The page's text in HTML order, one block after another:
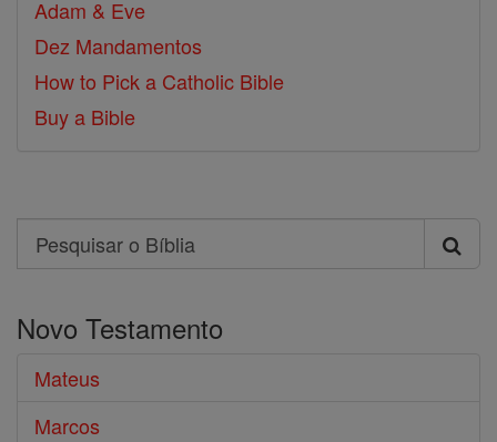
Adam & Eve
Dez Mandamentos
How to Pick a Catholic Bible
Buy a Bible
Search
Pesquisar
Bíblia
Novo Testamento
Mateus
Marcos